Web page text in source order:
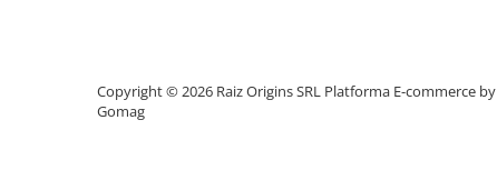
Plante artificiale
Copyright © 2026 Raiz Origins SRL Platforma E-commerce by
Gomag